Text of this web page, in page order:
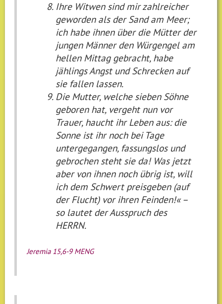
Ihre Witwen sind mir zahlreicher
geworden als der Sand am Meer;
ich habe ihnen über die Mütter der
jungen Männer den Würgengel am
hellen Mittag gebracht, habe
jählings Angst und Schrecken auf
sie fallen lassen.
Die Mutter, welche sieben Söhne
geboren hat, vergeht nun vor
Trauer, haucht ihr Leben aus: die
Sonne ist ihr noch bei Tage
untergegangen, fassungslos und
gebrochen steht sie da! Was jetzt
aber von ihnen noch übrig ist, will
ich dem Schwert preisgeben (auf
der Flucht) vor ihren Feinden!« –
so lautet der Ausspruch des
HERRN.
Jeremia 15,6-9 MENG